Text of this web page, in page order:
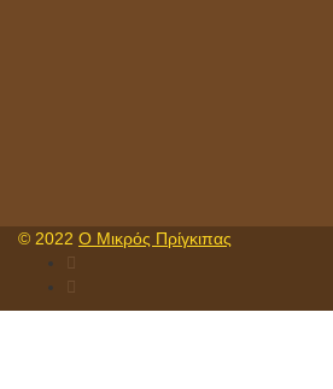
© 2022 Ο Μικρός Πρίγκιπας